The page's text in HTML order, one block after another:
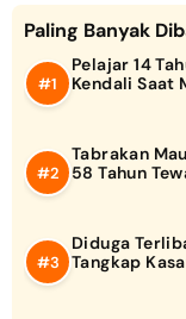
Paling Banyak
Pelajar 14
Kendali Saat
Tabrakan
58 Tahun
Diduga
Tangkap